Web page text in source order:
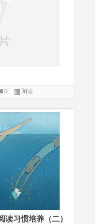
0 阅读
习惯培养（二）